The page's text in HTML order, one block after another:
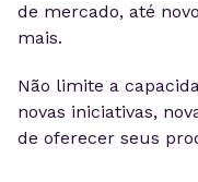
de mercado, até
mais.
Não limite a
novas iniciativas,
de oferecer seus